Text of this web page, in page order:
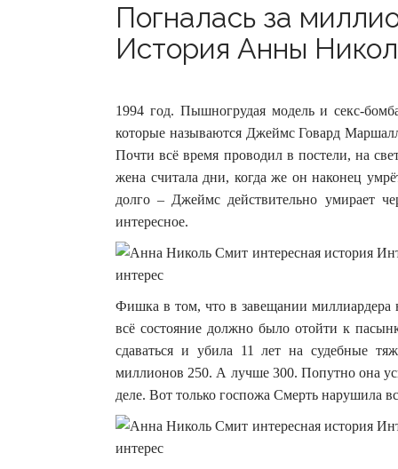
Погналась за
История Анны
1994 год. Пышногрудая модель и секс-
которые называются Джеймс Говард
Почти всё время проводил в постели, на
жена считала дни, когда же он наконец
долго – Джеймс действительно умирает
интересное.
Фишка в том, что в завещании
всё состояние должно было отойти к
сдаваться и убила 11 лет на судебные
миллионов 250. А лучше 300. Попутно она
деле. Вот только госпожа Смерть нарушила